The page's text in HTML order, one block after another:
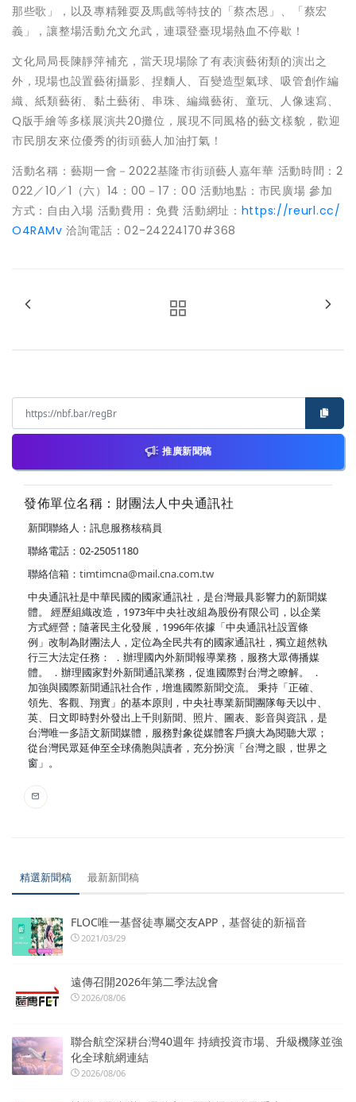
那些歌」，以及專精雜耍及馬戲等特技的「蔡杰恩」、「蔡宏
義」，讓整場活動允文允武，連環登臺現場熱血不停歇！
文化局局長陳靜萍補充，當天現場除了有表演藝術類的演出之
外，現場也設置藝術攝影、捏麵人、百變造型氣球、吸管創作編
織、紙類藝術、黏土藝術、串珠、編織藝術、童玩、人像速寫、
Q版手繪等多樣展演共20攤位，展現不同風格的藝文樣貌，歡迎
市民朋友來位優秀的街頭藝人加油打氣！
活動名稱：藝期一會－2022基隆市街頭藝人嘉年華 活動時間：2
022／10／1（六）14：00－17：00 活動地點：市民廣場 參加
方式：自由入場 活動費用：免費 活動網址： https://reurl.cc/
O4RAMv 洽詢電話：02-24224170#368
推廣新聞稿
發佈單位名稱：財團法人中央通訊社
新聞聯絡人：訊息服務核稿員
聯絡電話：02-25051180
聯絡信箱： timtimcna@mail.cna.com.tw
中央通訊社是中華民國的國家通訊社，是台灣最具影響力的新聞媒
體。 經歷組織改造，1973年中央社改組為股份有限公司，以企業
方式經營；隨著民主化發展，1996年依據「中央通訊社設置條
例」改制為財團法人，定位為全民共有的國家通訊社，獨立超然執
行三大法定任務： ．辦理國內外新聞報導業務，服務大眾傳播媒
體。 ．辦理國家對外新聞通訊業務，促進國際對台灣之瞭解。 ．
加強與國際新聞通訊社合作，增進國際新聞交流。 秉持「正確、
領先、客觀、翔實」的基本原則，中央社專業新聞團隊每天以中、
英、日文即時對外發出上千則新聞、照片、圖表、影音與資訊，是
台灣唯一多語文新聞媒體，服務對象從媒體客戶擴大為閱聽大眾；
從台灣民眾延伸至全球僑胞與讀者，充分扮演「台灣之眼，世界之
窗」。
精選新聞稿 最新新聞稿
FLOC唯一基督徒專屬交友APP，基督徒的新福音
2021/03/29
遠傳召開2026年第二季法說會
2026/08/06
聯合航空深耕台灣40週年 持續投資市場、升級機隊並強
化全球航網連結
2026/08/06